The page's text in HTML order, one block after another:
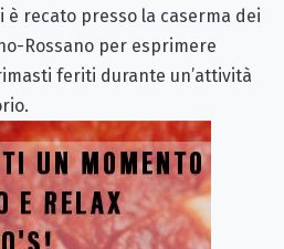
è recato presso la caserma dei
Rossano per esprimere
feriti durante un’attività